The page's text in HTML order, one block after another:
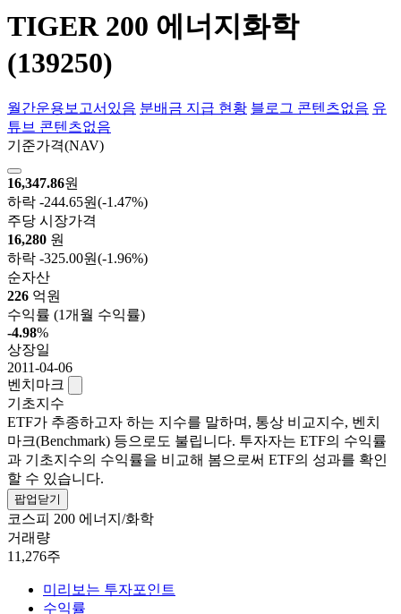
TIGER 200 에너지화학
(139250)
월간운용보고서 있음 분배금 지급 현황 블로그 콘텐츠없음 유
튜브 콘텐츠없음
기준가격(NAV)
16,347.86원
하락 -244.65원(-1.47%)
주당 시장가격
16,280 원
하락 -325.00원(-1.96%)
순자산
226 억원
수익률 (1개월 수익률)
-4.98%
상장일
2011-04-06
벤치마크
기초지수
ETF가 추종하고자 하는 지수를 말하며, 통상 비교지수, 벤치
마크(Benchmark) 등으로도 불립니다. 투자자는 ETF의 수익률
과 기초지수의 수익률을 비교해 봄으로써 ETF의 성과를 확인
할 수 있습니다.
팝업닫기
코스피 200 에너지/화학
거래량
11,276주
미리보는 투자포인트
수익률